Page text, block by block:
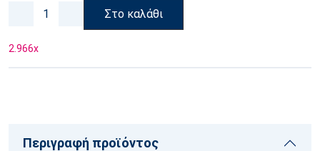
Στο καλάθι
2.966x
Περιγραφή προϊόντος